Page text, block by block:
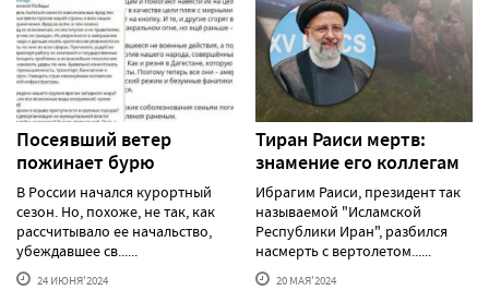
Посеявший ветер
пожинает бурю
В России начался курортный
сезон. Но, похоже, не так, как
рассчитывало ее начальство,
убеждавшее св......
24 ИЮНЯ'2024
Тиран Раиси мертв:
знамение его коллегам
Ибрагим Раиси, президент так
называемой "Исламской
Республики Иран", разбился
насмерть с вертолетом......
20 МАЯ'2024